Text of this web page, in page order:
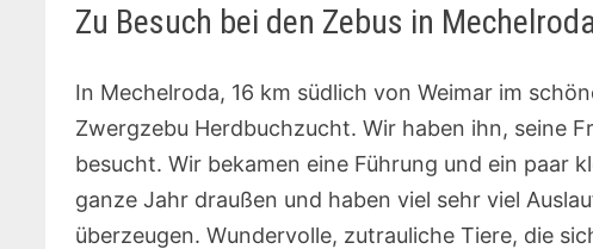
Zu Besuch bei den Zebus in
In Mechelroda, 16 km südlich von Weimar im
Zwergzebu Herdbuchzucht. Wir haben ihn, seine
besucht. Wir bekamen eine Führung und ein paar
ganze Jahr draußen und haben viel sehr viel
überzeugen. Wundervolle, zutrauliche Tiere, die